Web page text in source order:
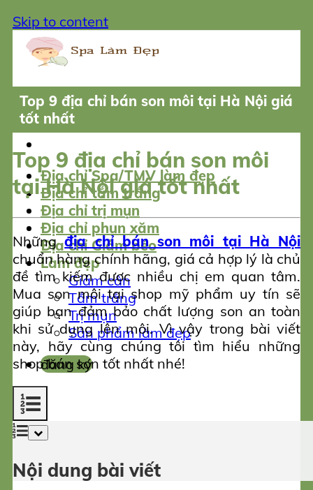
Skip to content
Địa chỉ Spa/TMV làm đẹp
Địa chỉ tắm trắng
Địa chỉ trị mụn
Địa chỉ phun xăm
Địa chỉ Giảm béo
Làm đẹp
Giảm cân
Tắm trắng
Trị mụn
Sản phẩm làm đẹp
đăng ký
Top 9 địa chỉ bán son môi tại Hà Nội giá
tốt nhất
Top 9 địa chỉ bán son môi
tại Hà Nội giá tốt nhất
Nhữngđịa chỉ bán son môi tại Hà Nội
chuẩn hàng chính hãng, giá cả hợp lý là chủ
đề tìm kiếm được nhiều chị em quan tâm.
Mua son môi tại shop mỹ phẩm uy tín sẽ
giúp bạn đảm bảo chất lượng son an toàn
khi sử dụng lên môi. Vì vậy trong bài viết
này, hãy cùng chúng tôi tìm hiểu những
shop bán son tốt nhất nhé!
Nội dung bài viết